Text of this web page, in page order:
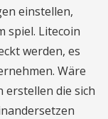
einstellen,
spiel. Litecoin
werden, es
Wäre
erstellen die sich